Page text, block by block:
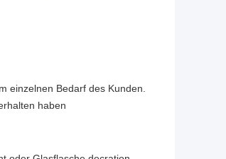
einzelnen Bedarf des Kunden.
haben